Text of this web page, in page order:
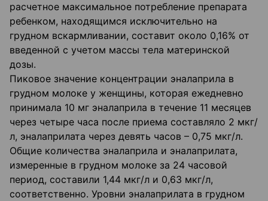
расчетное максимальное потребление препарата
ребенком, находящимся исключительно на
грудном вскармливании, составит около 0,16% от
введенной с учетом массы тела материнской
дозы.
Пиковое значение концентрации эналаприла в
грудном молоке у женщины, которая ежедневно
принимала 10 мг эналаприла в течение 11 месяцев
через четыре часа после приема составляло 2 мкг/
л, эналаприлата через девять часов – 0,75 мкг/л.
Общие количества эналаприла и эналаприлата,
измеренные в грудном молоке за 24 часовой
период, составили 1,44 мкг/л и 0,63 мкг/л,
соответственно. Уровни эналаприлата в грудном